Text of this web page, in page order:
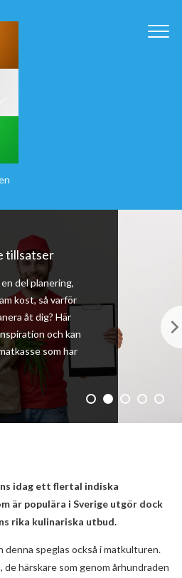
tillsatser
del planering,
kost, så varför
åt dig? Här
och kan
som har
idag ett flertal indiska
är populära i Sverige utgör dock
rika kulinariska utbud.
denna speglas också i matkulturen.
de härskare som genom århundraden